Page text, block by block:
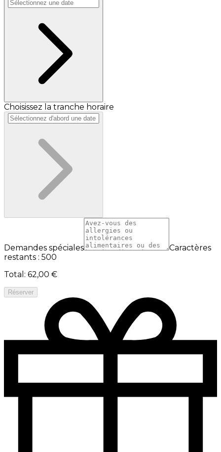
Choisissez la tranche horaire
Demandes spéciales
Caractères
restants : 500
Total : 62,00 €
Réserver